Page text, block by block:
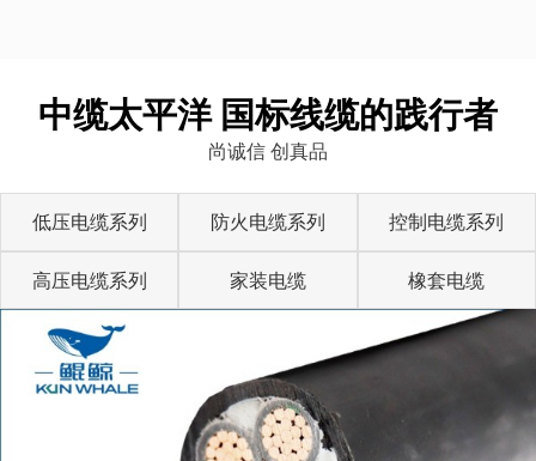
中缆太平洋 国标线缆的践行者
尚诚信 创真品
低压电缆系列 防火电缆系列 控制电缆系列
高压电缆系列 家装电缆 橡套电缆